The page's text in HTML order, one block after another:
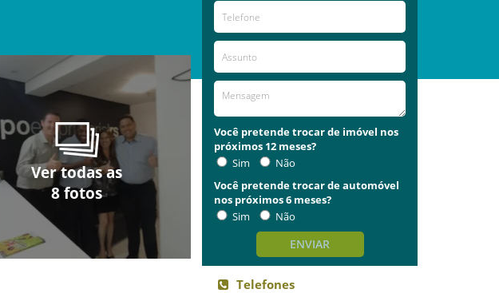
Ver todas as
8 fotos
Ver todas as
8 fotos
Ver todas as
8 fotos
Ver todas as
8 fotos
Ver todas as
8 fotos
Ver todas as
8 fotos
Ver todas as
8 fotos
Ver todas as
8 fotos
Você pretende trocar de imóvel nos
próximos 12 meses?
Sim
Não
Você pretende trocar de automóvel
nos próximos 6 meses?
Sim
Não
ENVIAR
Telefones